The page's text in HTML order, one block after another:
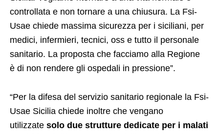
controllata e non tornare a una chiusura. La Fsi-
Usae chiede massima sicurezza per i siciliani, per
medici, infermieri, tecnici, oss e tutto il personale
sanitario. La proposta che facciamo alla Regione
è di non rendere gli ospedali in pressione”.
“Per la difesa del servizio sanitario regionale la Fsi-
Usae Sicilia chiede inoltre che vengano
utilizzate solo due strutture dedicate per i malati